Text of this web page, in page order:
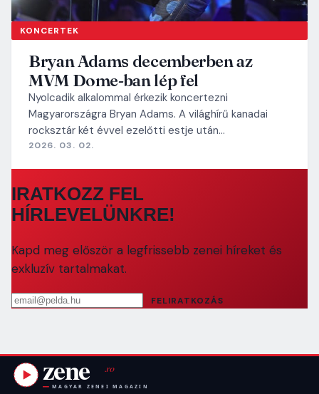
KONCERTEK
Bryan Adams decemberben az
MVM Dome-ban lép fel
Nyolcadik alkalommal érkezik koncertezni
Magyarországra Bryan Adams. A világhírű kanadai
rocksztár két évvel ezelőtti estje után…
2026. 03. 02.
IRATKOZZ FEL
HÍRLEVELÜNKRE!
Kapd meg először a legfrissebb zenei híreket és
exkluzív tartalmakat.
Email cím
FELIRATKOZÁS